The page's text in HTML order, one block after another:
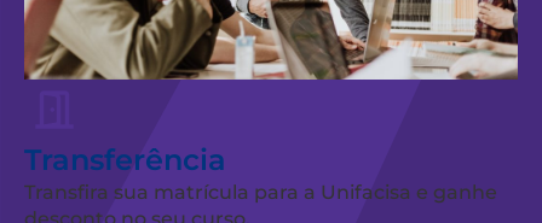
Transferência
Transfira sua matrícula para a Unifacisa e ganhe